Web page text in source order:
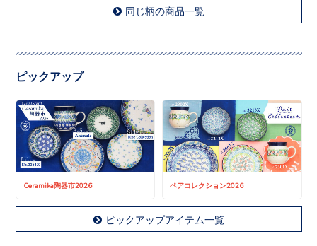
同じ柄の商品一覧
ピックアップ
Ceramika陶器市2026 ペアコレクション2026
ピックアップアイテム一覧